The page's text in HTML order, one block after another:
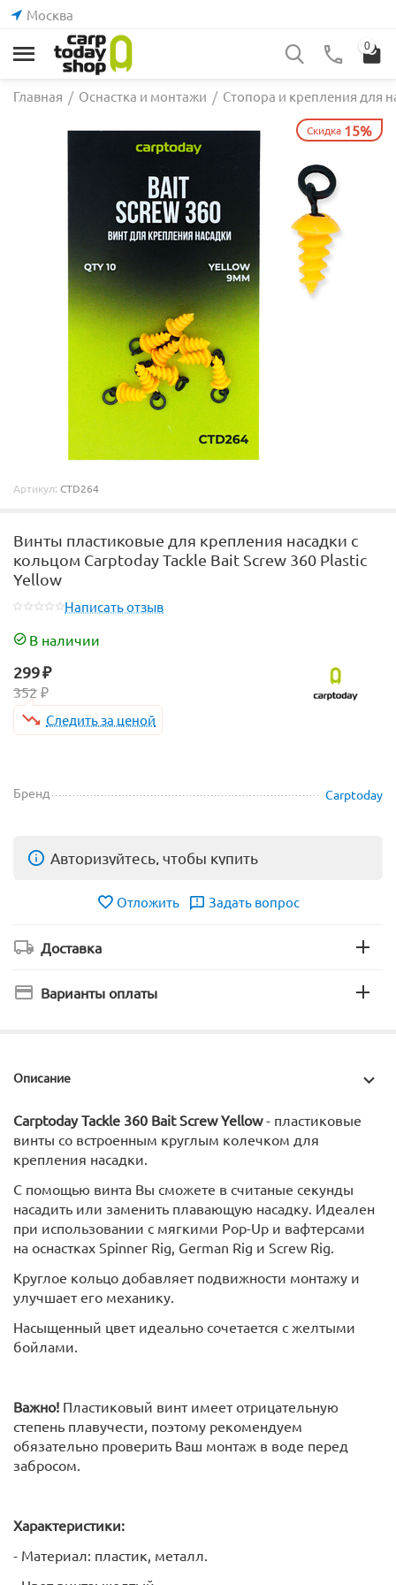
Москва
0
Главная / Оснастка и монтажи / Стопора и крепления для
Скидка 15%
Артикул: CTD264
Винты пластиковые для крепления насадки с
кольцом Carptoday Tackle Bait Screw 360 Plastic
Yellow
Написать отзыв
В наличии
299₽
352 ₽
Следить за ценой
Бренд Carptoday
Авторизуйтесь, чтобы купить
Отложить Задать вопрос
Доставка
Варианты оплаты
Описание
Carptoday Tackle 360 Bait Screw Yellow- пластиковые
винты со встроенным круглым колечком для
крепления насадки.
С помощью винта Вы сможете в считаные секунды
насадить или заменить плавающую насадку. Идеален
при использовании с мягкими Pop-Up и вафтерсами
на оснастках Spinner Rig, German Rig и Screw Rig.
Круглое кольцо добавляет подвижности монтажу и
улучшает его механику.
Насыщенный цвет идеально сочетается с желтыми
бойлами.
Важно! Пластиковый винт имеет отрицательную
степень плавучести, поэтому рекомендуем
обязательно проверить Ваш монтаж в воде перед
забросом.
Характеристики:
- Материал: пластик, металл.